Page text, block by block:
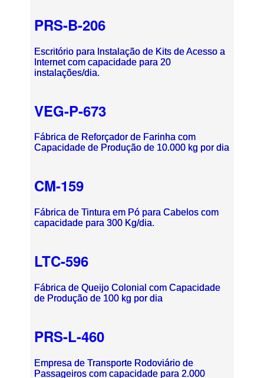
PRS-B-206
Escritório para Instalação de Kits de Acesso a
Internet com capacidade para 20
instalações/dia.
VEG-P-673
Fábrica de Reforçador de Farinha com
Capacidade de Produção de 10.000 kg por dia
CM-159
Fábrica de Tintura em Pó para Cabelos com
capacidade para 300 Kg/dia.
LTC-596
Fábrica de Queijo Colonial com Capacidade
de Produção de 100 kg por dia
PRS-L-460
Empresa de Transporte Rodoviário de
Passageiros com capacidade para 2.000